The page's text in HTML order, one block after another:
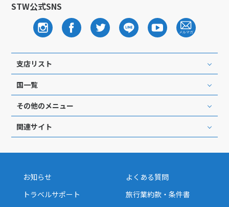
STW公式SNS
支店リスト
国一覧
その他のメニュー
関連サイト
お知らせ
よくある質問
トラベルサポート
旅行業約款・条件書